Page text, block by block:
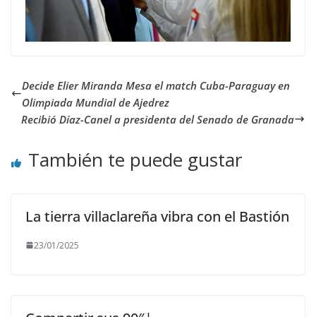
Decide Elier Miranda Mesa el match Cuba-Paraguay en
Olimpiada Mundial de Ajedrez
Recibió Díaz-Canel a presidenta del Senado de Granada
También te puede gustar
La tierra villaclareña vibra con el Bastión
23/01/2025